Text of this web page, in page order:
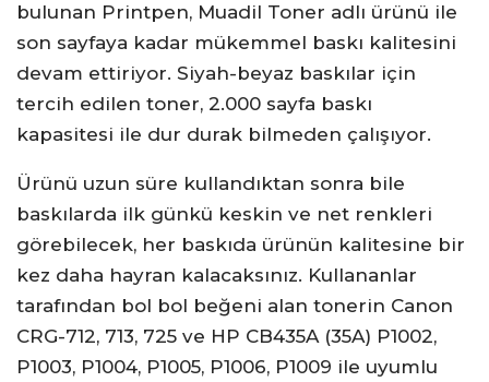
bulunan Printpen, Muadil Toner adlı ürünü ile
son sayfaya kadar mükemmel baskı kalitesini
devam ettiriyor. Siyah-beyaz baskılar için
tercih edilen toner, 2.000 sayfa baskı
kapasitesi ile dur durak bilmeden çalışıyor.
Ürünü uzun süre kullandıktan sonra bile
baskılarda ilk günkü keskin ve net renkleri
görebilecek, her baskıda ürünün kalitesine bir
kez daha hayran kalacaksınız. Kullananlar
tarafından bol bol beğeni alan tonerin Canon
CRG-712, 713, 725 ve HP CB435A (35A) P1002,
P1003, P1004, P1005, P1006, P1009 ile uyumlu